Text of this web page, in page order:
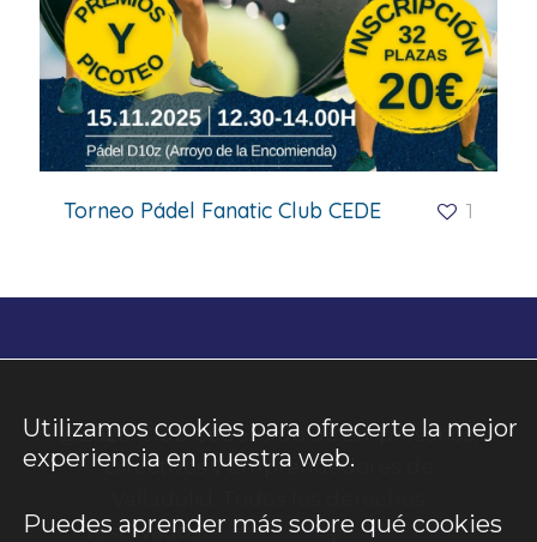
Torneo Pádel Fanatic Club CEDE 1
@2026. Club Cede. Club de Empresarios,
Directivos y Emprendedores de
reservados.Aviso Legal|Política de
Utilizamos cookies para ofrecerte la mejor
experiencia en nuestra web.
Puedes aprender más sobre qué cookies